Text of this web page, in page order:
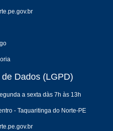
Dados (LGPD)
a sexta dàs 7h às 13h
- Taquaritinga do Norte-PE